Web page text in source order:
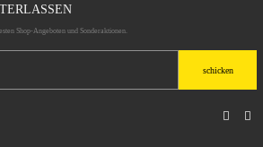
Shop-Angeboten und Sonderaktionen.
schicken